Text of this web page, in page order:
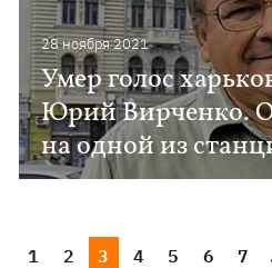
28 ноября 2021
Умер голос
Юрий Вирченко.
на одной из
1 2 3 4 5 6 7